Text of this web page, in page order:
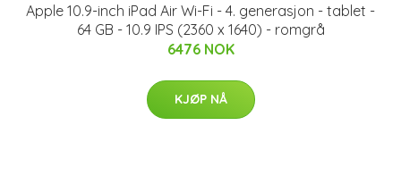
Apple 10.9-inch iPad Air Wi-Fi - 4. generasjon - tablet -
64 GB - 10.9 IPS (2360 x 1640) - romgrå
6476 NOK
KJØP NÅ